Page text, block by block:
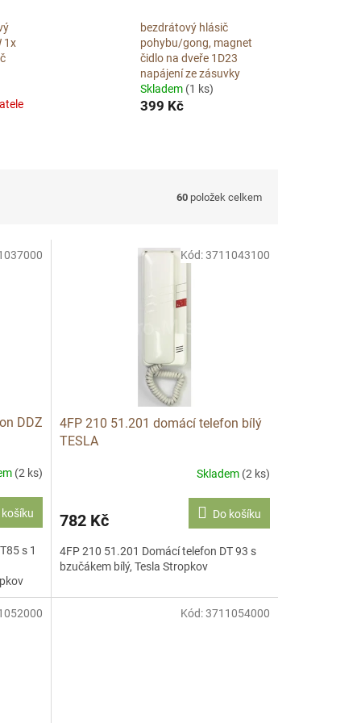
1x
bezdrátový hlásič
pohybu/gong, magnet
čidlo na dveře 1D23
napájení ze zásuvky
Skladem (1 ks)
399 Kč
60 položek celkem
DDZ
(2 ks)
košíku
s 1
4FP 210 51.201 domácí telefon bílý
TESLA
Skladem (2 ks)
782 Kč Do košíku
4FP 210 51.201 Domácí telefon DT 93 s
bzučákem bílý, Tesla Stropkov
Kód:3711043100
Kód:3711054000